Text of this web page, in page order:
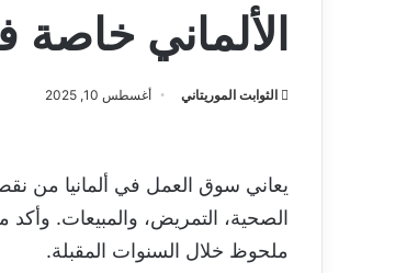
الألماني خاصة
الثوابت الموريتاني أغسطس 10, 2025
يعاني سوق العمل في ألمانيا من
الصحية، التمريض، والمبيعات. وأكد
ملحوظ خلال السنوات المقبلة.